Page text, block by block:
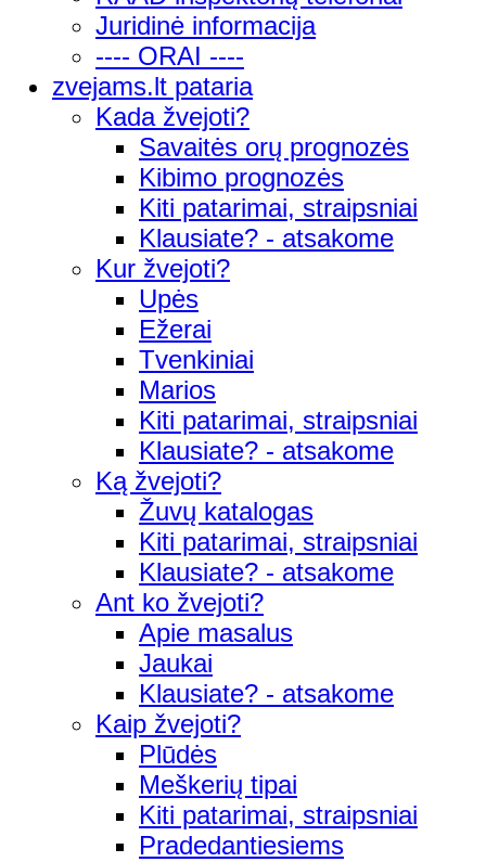
Juridinė informacija
---- ORAI ----
zvejams.lt pataria
Kada žvejoti?
Savaitės orų prognozės
Kibimo prognozės
Kiti patarimai, straipsniai
Klausiate? - atsakome
Kur žvejoti?
Upės
Ežerai
Tvenkiniai
Marios
Kiti patarimai, straipsniai
Klausiate? - atsakome
Ką žvejoti?
Žuvų katalogas
Kiti patarimai, straipsniai
Klausiate? - atsakome
Ant ko žvejoti?
Apie masalus
Jaukai
Klausiate? - atsakome
Kaip žvejoti?
Plūdės
Meškerių tipai
Kiti patarimai, straipsniai
Pradedantiesiems